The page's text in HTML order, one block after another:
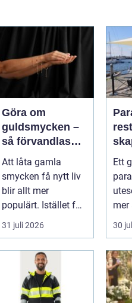
Göra om
guldsmycken –
så förvandlas
minnen till nya
favoriter
Att låta gamla
smycken få nytt liv
blir allt mer
populärt. Istället för
a...
31 juli 2026
runt
Ett
mer
30